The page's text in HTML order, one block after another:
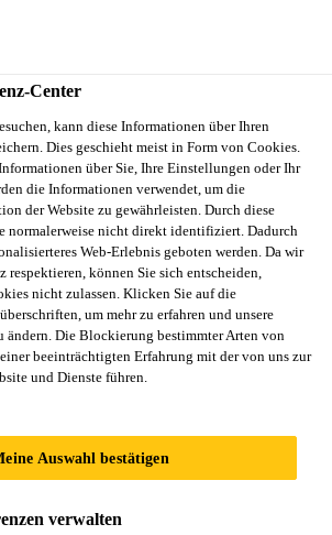
Österreich", it seems you are accessing it
We have a dedicated website for your
STAY ON THE SIKA
ÖSTERREICH WEBSITE
SELECT A
COUNTRY
UND
Center
kann diese Informationen über Ihren
Dies geschieht meist in Form von Cookies.
über Sie, Ihre Einstellungen oder Ihr
die Informationen verwendet, um die
der Website zu gewährleisten. Durch diese
normalerweise nicht direkt identifiziert. Dadurch
Web-Erlebnis geboten werden. Da wir
respektieren, können Sie sich entscheiden,
nicht zulassen. Klicken Sie auf die
um mehr zu erfahren und unsere
ändern. Die Blockierung bestimmter Arten von
beeinträchtigten Erfahrung mit der von uns zur
und Dienste führen.
Auswahl bestätigen
verwalten